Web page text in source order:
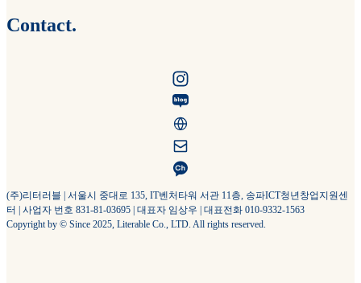
Contact.
(주)리터러블 | 서울시 중대로 135, IT벤처타워 서관 11층, 송파ICT청년창업지원센
터 | 사업자 번호 831-81-03695 | 대표자 임상우 | 대표전화 010-9332-1563
Copyright by © Since 2025, Literable Co., LTD. All rights reserved.